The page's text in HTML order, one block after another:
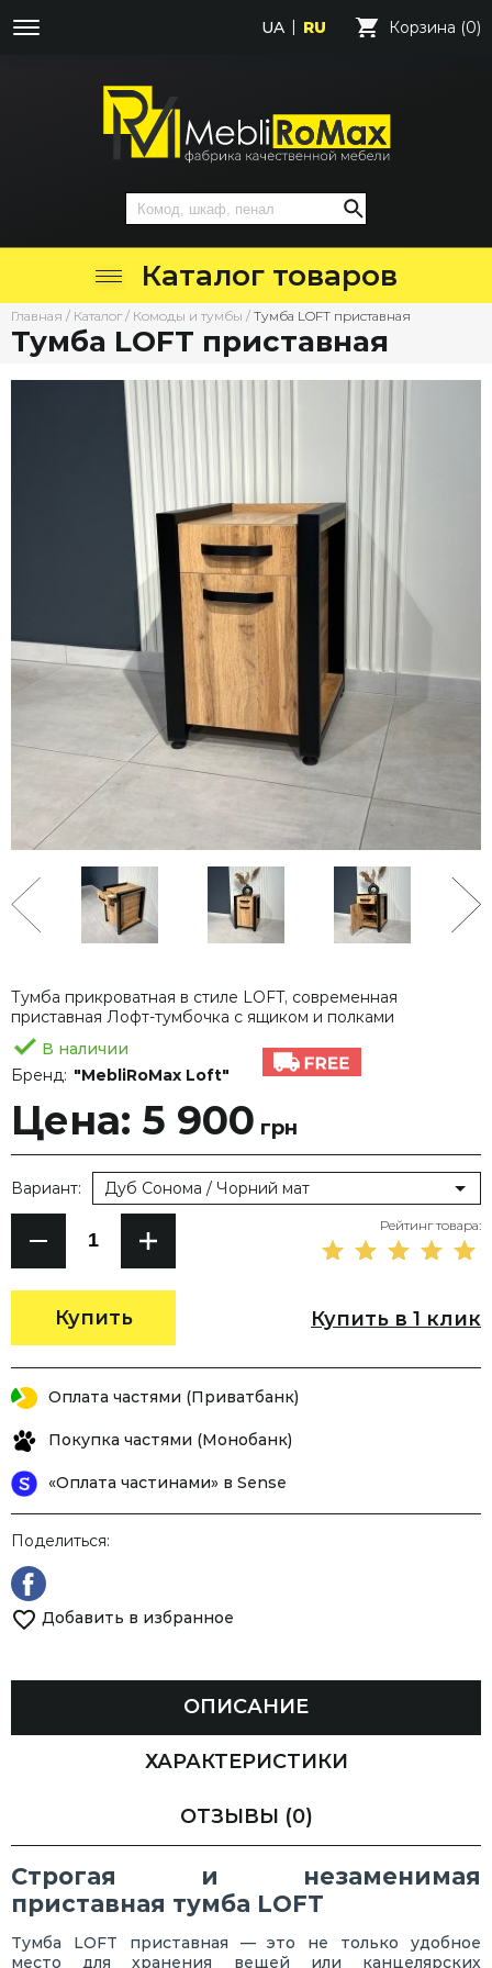
UA RU Корзина (0)
Каталог товаров
Главная / Каталог / Комоды и тумбы / Тумба LOFT приставная
Тумба LOFT приставная
Тумба прикроватная в стиле LOFT, современная
приставная Лофт-тумбочка с ящиком и полками
В наличии
Бренд: "MebliRoMax Loft"
Цена: 5 900 грн
Купить
Вариант: Дуб Сонома / Чорний мат
Рейтинг товара:
Купить в 1 клик
Оплата частями (Приватбанк)
Покупка частями (Монобанк)
«Оплата частинами» в Sense
Поделиться:
Добавить в избранное
ОПИСАНИЕ
ХАРАКТЕРИСТИКИ
ОТЗЫВЫ (0)
Строгая и незаменимая
приставная тумба LOFT
Тумба LOFT приставная — это не только удобное
место для хранения вещей или канцелярских